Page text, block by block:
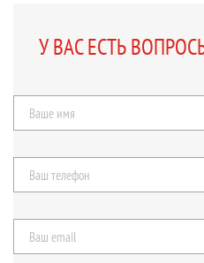
У ВАС ЕСТЬ